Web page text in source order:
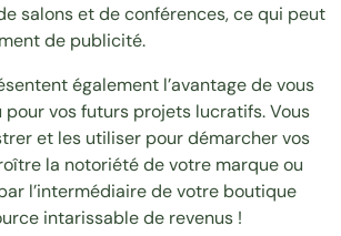
salons et de conférences, ce qui peut
de publicité.
également l’avantage de vous
vos futurs projets lucratifs. Vous
et les utiliser pour démarcher vos
la notoriété de votre marque ou
l’intermédiaire de votre boutique
intarissable de revenus !